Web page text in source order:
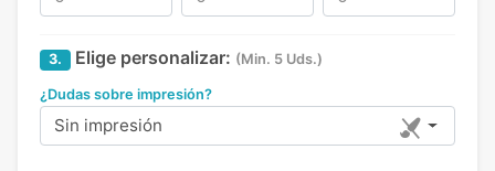
3. Elige personalizar: (Min. 5 Uds.)
¿Dudas sobre impresión?
Sin impresión